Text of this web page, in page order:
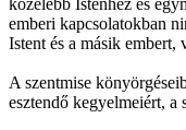
emberi kapcsolatokban
Istent és a másik embert,
A szentmise
esztendő kegyelmeiért, a